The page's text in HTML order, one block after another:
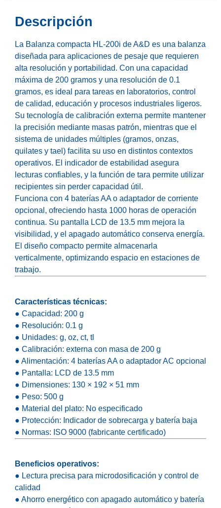
Descripción
La Balanza compacta HL-200i de A&D es una balanza
diseñada para aplicaciones de pesaje que requieren
alta resolución y portabilidad. Con una capacidad
máxima de 200 gramos y una resolución de 0.1
gramos, es ideal para tareas en laboratorios, control
de calidad, educación y procesos industriales ligeros.
Su tecnología de calibración externa permite mantener
la precisión mediante masas patrón, mientras que el
sistema de unidades múltiples (gramos, onzas,
quilates y tael) facilita su uso en distintos contextos
operativos. El indicador de estabilidad asegura
lecturas confiables, y la función de tara permite utilizar
recipientes sin perder capacidad útil.
Funciona con 4 baterías AA o adaptador de corriente
opcional, ofreciendo hasta 1000 horas de operación
continua. Su pantalla LCD de 13.5 mm mejora la
visibilidad, y el apagado automático conserva energía.
El diseño compacto permite almacenarla
verticalmente, optimizando espacio en estaciones de
trabajo.
Características técnicas:
● Capacidad: 200 g
● Resolución: 0.1 g
● Unidades: g, oz, ct, tl
● Calibración: externa con masa de 200 g
● Alimentación: 4 baterías AA o adaptador AC opcional
● Pantalla: LCD de 13.5 mm
● Dimensiones: 130 × 192 × 51 mm
● Peso: 500 g
● Material del plato: No especificado
● Protección: Indicador de sobrecarga y batería baja
● Normas: ISO 9000 (fabricante certificado)
Beneficios operativos:
● Lectura precisa para microdosificación y control de
calidad
● Ahorro energético con apagado automático y batería